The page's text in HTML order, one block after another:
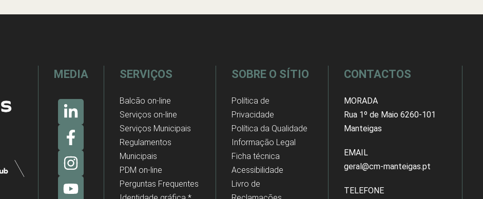
MEDIA SERVIÇOS
Balcão on-line
Serviços on-line
Serviços Municipais
Regulamentos
Municipais
PDM on-line
Perguntas Frequentes
SOBRE O SÍTIO
Política de
Privacidade
Política da Qualidade
Informação Legal
Ficha técnica
Acessibilidade
Livro de
CONTACTOS
MORADA
Rua 1º de Maio 6260-101
Manteigas
EMAIL
geral@cm-manteigas.pt
TELEFONE